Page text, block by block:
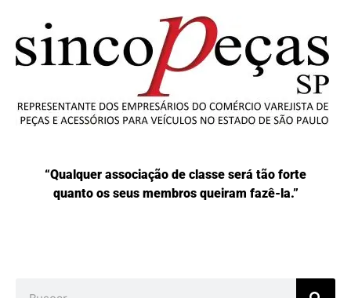
“Qualquer associação de classe será tão forte
quanto os seus membros queiram fazê-la.”